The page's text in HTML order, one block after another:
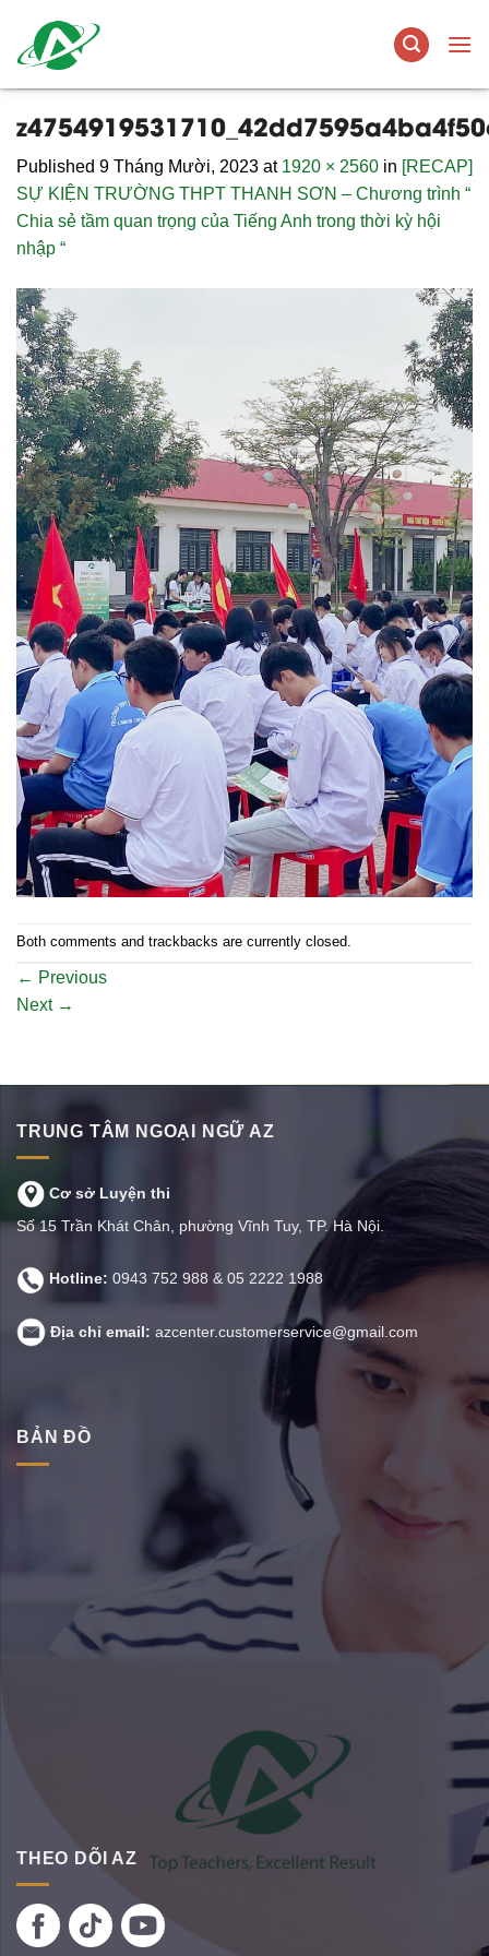
content
Published 9 Tháng Mười, 2023 at 1920 × 2560 in [RECAP]
SỰ KIỆN TRƯỜNG THPT THANH SƠN – Chương trình “
Chia sẻ tầm quan trọng của Tiếng Anh trong thời kỳ hội
nhập “
Both comments and trackbacks are currently closed.
← Previous
Next →
TRUNG TÂM NGOẠI NGỮ AZ
Cơ sở Luyện thi
Số 15 Trần Khát Chân, phường Vĩnh Tuy, TP. Hà Nội.
Hotline: 0943 752 988 & 05 2222 1988
Địa chỉ email: azcenter.customerservice@gmail.com
BẢN ĐỒ
THEO DÕI AZ